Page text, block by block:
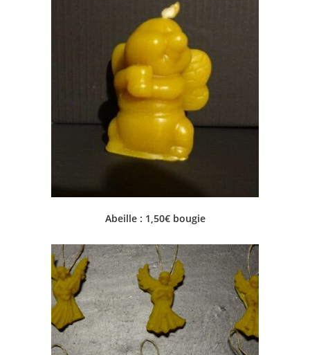
Abeille : 1,50€ bougie